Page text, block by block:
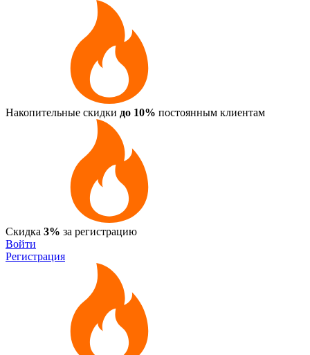
Накопительные скидки до 10% постоянным клиентам
Скидка 3% за регистрацию
Войти
Регистрация